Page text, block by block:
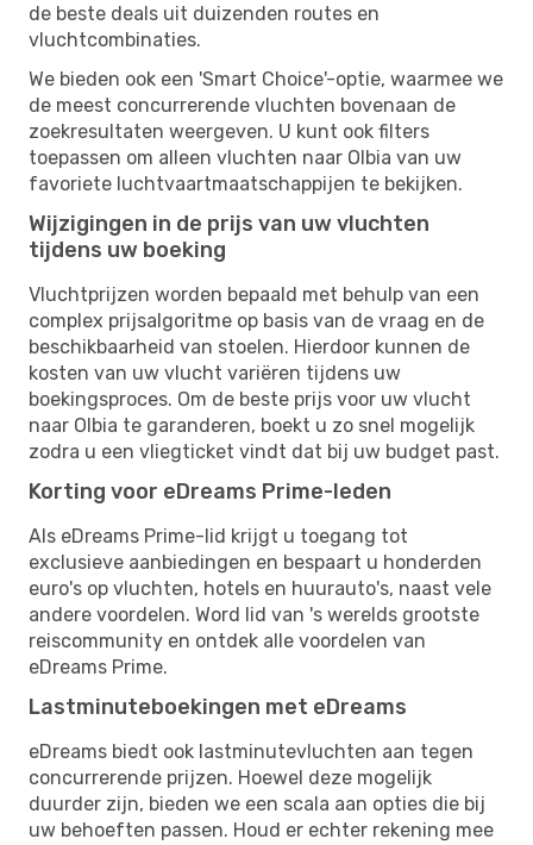
de beste deals uit duizenden routes en
vluchtcombinaties.
We bieden ook een 'Smart Choice'-optie, waarmee we
de meest concurrerende vluchten bovenaan de
zoekresultaten weergeven. U kunt ook filters
toepassen om alleen vluchten naar Olbia van uw
favoriete luchtvaartmaatschappijen te bekijken.
Wijzigingen in de prijs van uw vluchten
tijdens uw boeking
Vluchtprijzen worden bepaald met behulp van een
complex prijsalgoritme op basis van de vraag en de
beschikbaarheid van stoelen. Hierdoor kunnen de
kosten van uw vlucht variëren tijdens uw
boekingsproces. Om de beste prijs voor uw vlucht
naar Olbia te garanderen, boekt u zo snel mogelijk
zodra u een vliegticket vindt dat bij uw budget past.
Korting voor eDreams Prime-leden
Als eDreams Prime-lid krijgt u toegang tot
exclusieve aanbiedingen en bespaart u honderden
euro's op vluchten, hotels en huurauto's, naast vele
andere voordelen. Word lid van 's werelds grootste
reiscommunity en ontdek alle voordelen van
eDreams Prime.
Lastminuteboekingen met eDreams
eDreams biedt ook lastminutevluchten aan tegen
concurrerende prijzen. Hoewel deze mogelijk
duurder zijn, bieden we een scala aan opties die bij
uw behoeften passen. Houd er echter rekening mee